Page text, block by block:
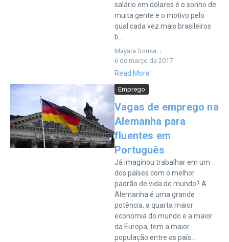
salário em dólares é o sonho de
muita gente e o motivo pelo
qual cada vez mais brasileiros
b...
Mayara Sousa
6 de março de 2017
Read More
Emprego
Vagas de emprego na
Alemanha para
fluentes em
Português
Já imaginou trabalhar em um
dos países com o melhor
padrão de vida do mundo? A
Alemanha é uma grande
potência, a quarta maior
economia do mundo e a maior
da Europa, tem a maior
população entre os país...